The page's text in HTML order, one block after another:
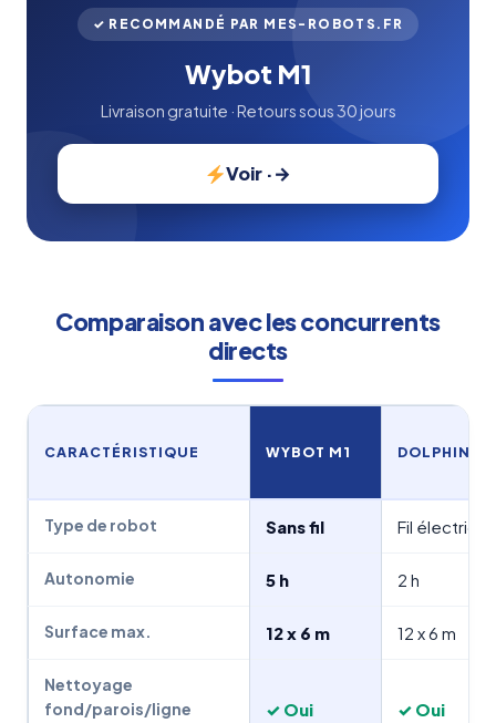
✓ RECOMMANDÉ PAR MES-ROBOTS.FR
Wybot M1
Livraison gratuite · Retours sous 30 jours
Voir ·
Comparaison avec les concurrents
directs
CARACTÉRISTIQUE WYBOT M1 DOLPHIN
Type de robot Sans fil Fil
Autonomie 5 h 2 h
Surface max. 12 x 6 m 12 x 6 m
Nettoyage
fond/parois/ligne
✓ Oui ✓ Oui